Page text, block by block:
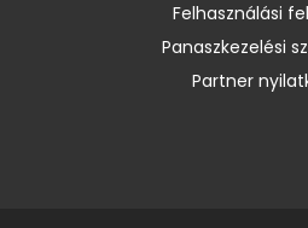
Felhasználási
Panaszkezelési
Partner